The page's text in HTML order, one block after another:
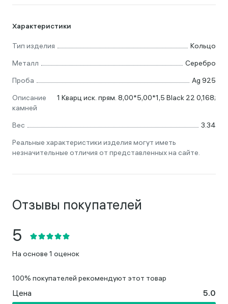
Характеристики
Тип изделия
Кольцо
Металл
Серебро
Проба
Ag 925
Описание
камней
1 Кварц иск. прям. 8,00*5,00*1,5 Black 22 0,168;
Вес
3.34
Реальные характеристики изделия могут иметь
незначительные отличия от представленных на сайте.
Отзывы покупателей
На основе 1 оценок
100% покупателей рекомендуют этот товар
Цена